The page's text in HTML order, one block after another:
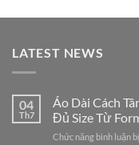
LATEST NEWS
04
Th7
Áo Dài Cách
Đủ Size Từ
Chức năng bình luận